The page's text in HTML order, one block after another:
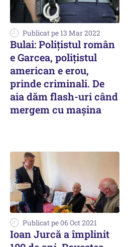
Publicat pe 13 Mar 2022
Bulai: Poliţistul român
e Garcea, poliţistul
american e erou,
prinde criminali. De
aia dăm flash-uri când
mergem cu maşina
Publicat pe 06 Oct 2021
Ioan Jurcă a împlinit